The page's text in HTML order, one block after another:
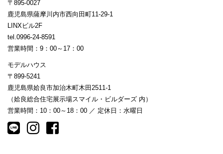
〒895-0027
鹿児島県薩摩川内市西向田町11-29-1
LINXビル2F
tel.0996-24-8591
営業時間：9：00～17：00
モデルハウス
〒899-5241
鹿児島県姶良市加治木町木田2511-1
（姶良総合住宅展示場スマイル・ビルダーズ 内）
営業時間：10：00～18：00 ／ 定休日：水曜日